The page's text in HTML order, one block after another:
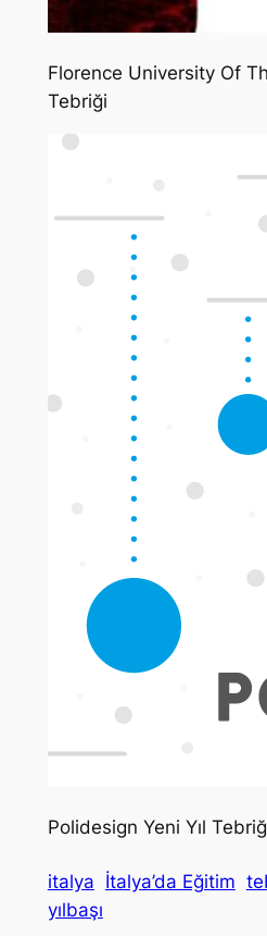
Florence University Of
Tebriği
Polidesign Yeni Yıl
italya İtalya’da Eğitim
yılbaşı